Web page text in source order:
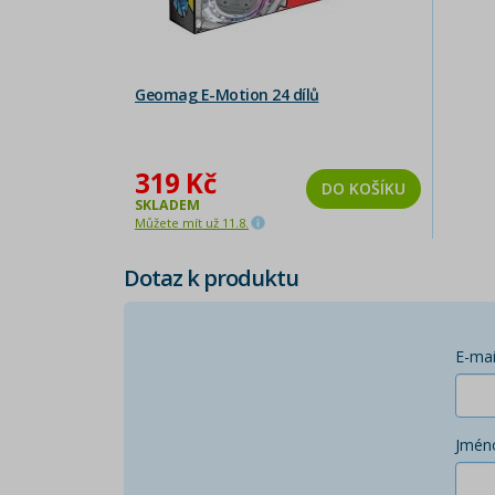
Geomag E-Motion 24 dílů
319 Kč
SKLADEM
Můžete mít už 11.8.
DO KOŠÍKU
Dotaz k produktu
E-